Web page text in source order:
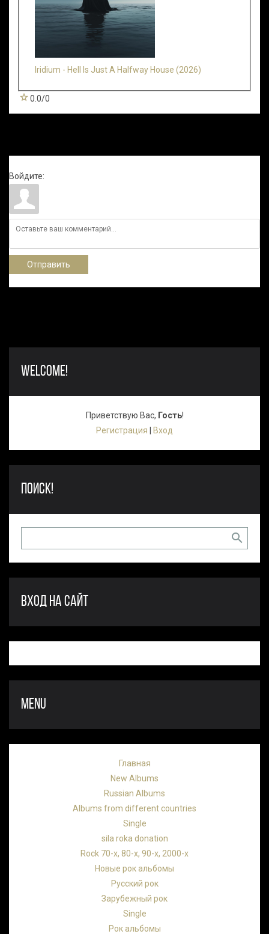
Iridium - Hell Is Just A Halfway House (2026)
0.0/0
Войдите:
Отправить
WELCOME!
Приветствую Вас, Гость!
Регистрация
Вход
ПОИСК!
ВХОД НА САЙТ
MENU
Главная
New Albums
Russian Albums
Albums from different countries
Single
sila roka donation
Rock 70-х, 80-х, 90-х, 2000-х
Новые рок альбомы
Русский рок
Зарубежный рок
Single
Рок альбомы